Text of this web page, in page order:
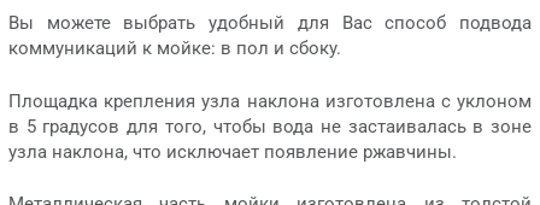
Вы можете выбрать удобный для Вас способ подвода
коммуникаций к мойке: в пол и сбоку.
Площадка крепления узла наклона изготовлена с уклоном
в 5 градусов для того, чтобы вода не застаивалась в зоне
узла наклона, что исключает появление ржавчины.